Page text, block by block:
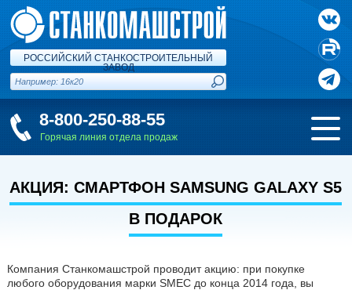
РОССИЙСКИЙ СТАНКОСТРОИТЕЛЬНЫЙ
ЗАВОД
8-800-250-88-55
Горячая линия отдела продаж
АКЦИЯ: СМАРТФОН SAMSUNG GALAXY S5
В ПОДАРОК
Компания Станкомашстрой проводит акцию: при покупке
любого оборудования марки SMEC до конца 2014 года, вы